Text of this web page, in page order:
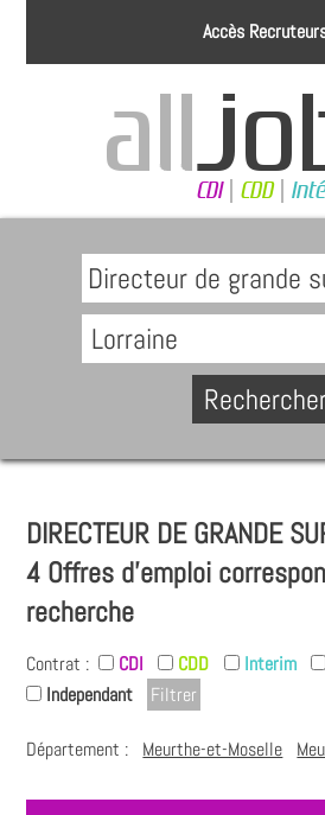
Accès
DIRECTEUR DE GRANDE
4 Offres d'emploi
recherche
Contrat : CDI CDD Interim
Independant
Département : Meurthe-et-Moselle